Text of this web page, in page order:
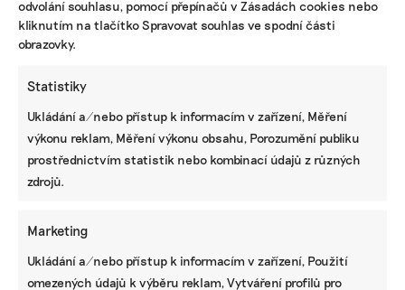
odvolání souhlasu, pomocí přepínačů v Zásadách cookies nebo
kliknutím na tlačítko Spravovat souhlas ve spodní části
obrazovky.
Statistiky
Ukládání a/nebo přístup k informacím v zařízení, Měření
výkonu reklam, Měření výkonu obsahu, Porozumění publiku
prostřednictvím statistik nebo kombinací údajů z různých
zdrojů.
Marketing
Ukládání a/nebo přístup k informacím v zařízení, Použití
omezených údajů k výběru reklam, Vytváření profilů pro
Ruce nás pálily a otékaly nám prsty,
Fotovoltaika na balkoně utáhne
domácnost, zatímco jste v práci. Lidé je
však často provozují načerno